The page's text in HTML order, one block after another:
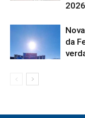
2026
da